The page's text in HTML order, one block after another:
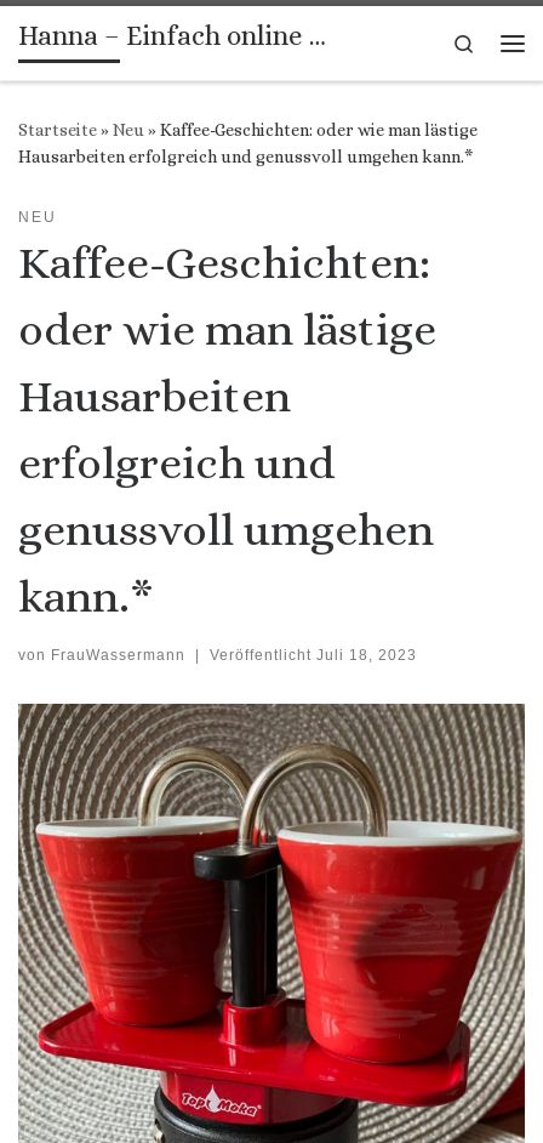
Zum Inhalt springen
Hanna – Einfach online …
Search
Startseite»Neu »Kaffee-Geschichten: oder wie man lästige
Hausarbeiten erfolgreich und genussvoll umgehen kann.*
NEU
Kaffee-Geschichten:
oder wie man lästige
Hausarbeiten
erfolgreich und
genussvoll umgehen
kann.*
von FrauWassermann | Veröffentlicht Juli 18, 2023